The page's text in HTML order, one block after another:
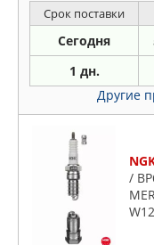
Срок поставки
Сегодня
1 дн.
Другие
/